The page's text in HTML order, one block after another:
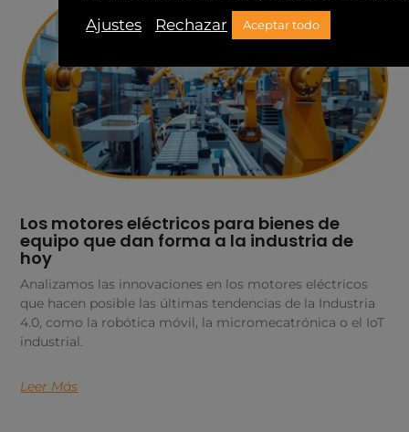
Los motores eléctricos para bienes de
equipo que dan forma a la industria de
hoy
Analizamos las innovaciones en los motores eléctricos
que hacen posible las últimas tendencias de la Industria
4.0, como la robótica móvil, la micromecatrónica o el IoT
industrial.
Leer Más
Ajustes
Rechazar Aceptar todo